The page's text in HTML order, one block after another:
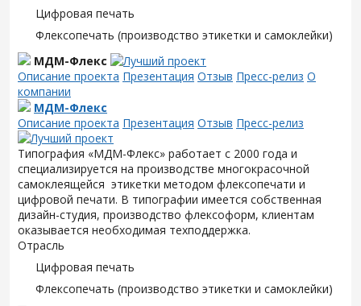
Цифровая печать
Флексопечать (производство этикетки и самоклейки)
МДМ-Флекс
Описание проекта Презентация Отзыв Пресс-релиз О
компании
МДМ-Флекс
Описание проекта Презентация Отзыв Пресс-релиз
Типография «МДМ-Флекс» работает с 2000 года и
специализируется на производстве многокрасочной
самоклеящейся этикетки методом флексопечати и
цифровой печати. В типографии имеется собственная
дизайн-студия, производство флексоформ, клиентам
оказывается необходимая техподдержка.
Отрасль
Цифровая печать
Флексопечать (производство этикетки и самоклейки)